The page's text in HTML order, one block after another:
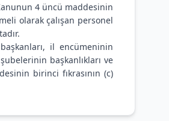
4 üncü maddesinin
olarak çalışan personel
il encümeninin
başkanlıkları ve
birinci fıkrasının (c)